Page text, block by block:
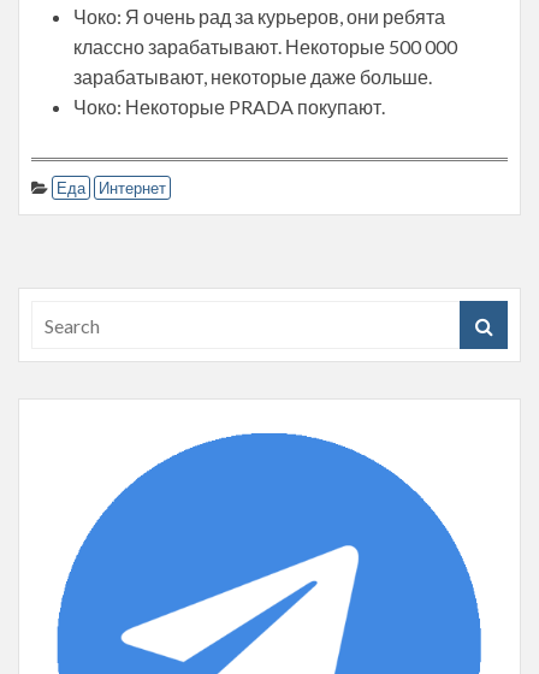
Чоко: Я очень рад за курьеров, они ребята
классно зарабатывают. Некоторые 500 000
зарабатывают, некоторые даже больше.
Чоко: Некоторые PRADA покупают.
Еда Интернет